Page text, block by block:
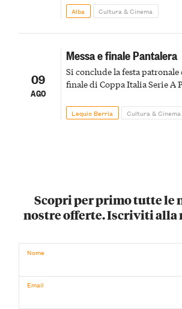
Alba Cultura & Cinema
09
AGO
Messa e finale Pantalera
Si conclude la festa patronale
finale di Coppa Italia Serie A
Lequio Berria Cultura & Cinema
Scopri per primo tutte le
nostre offerte. Iscriviti alla
Nome
Email